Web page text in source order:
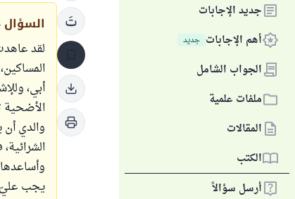
جديد الإجابات
أهم الإجابات جديد
الجواب الشامل
ملفات علمية
المقالات
الكتب
أرسل سؤالاً
السؤال
لقد
أبي،
الأضحية
والدي
يجب عليّ